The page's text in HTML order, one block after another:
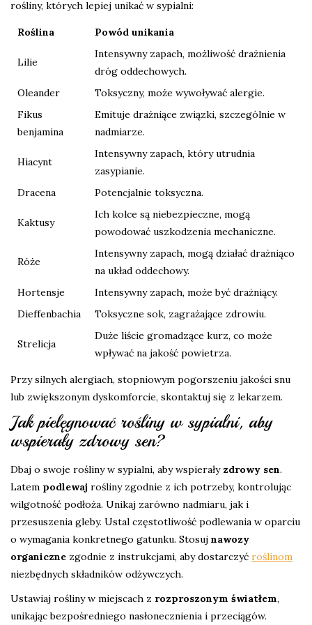
rośliny, których lepiej unikać w sypialni:
Roślina Powód unikania
Lilie
Intensywny zapach, możliwość drażnienia
dróg oddechowych.
Oleander
Toksyczny, może wywoływać alergie.
Fikus
benjamina
Emituje drażniące związki, szczególnie w
nadmiarze.
Hiacynt
Intensywny zapach, który utrudnia
zasypianie.
Dracena
Potencjalnie toksyczna.
Kaktusy
Ich kolce są niebezpieczne, mogą
powodować uszkodzenia mechaniczne.
Róże
Intensywny zapach, mogą działać drażniąco
na układ oddechowy.
Hortensje
Intensywny zapach, może być drażniący.
Dieffenbachia
Toksyczne sok, zagrażające zdrowiu.
Strelicja
Duże liście gromadzące kurz, co może
wpływać na jakość powietrza.
Przy silnych alergiach, stopniowym pogorszeniu jakości snu
lub zwiększonym dyskomforcie, skontaktuj się z lekarzem.
Jak pielęgnować rośliny w sypialni, aby
wspierały zdrowy sen?
Dbaj o swoje rośliny w sypialni, aby wspierały zdrowy sen.
Latem podlewaj rośliny zgodnie z ich potrzeby, kontrolując
wilgotność podłoża. Unikaj zarówno nadmiaru, jak i
przesuszenia gleby. Ustal częstotliwość podlewania w oparciu
o wymagania konkretnego gatunku. Stosuj nawozy
organiczne zgodnie z instrukcjami, aby dostarczyć roślinom
niezbędnych składników odżywczych.
Ustawiaj rośliny w miejscach z rozproszonym światłem,
unikając bezpośredniego nasłonecznienia i przeciągów.